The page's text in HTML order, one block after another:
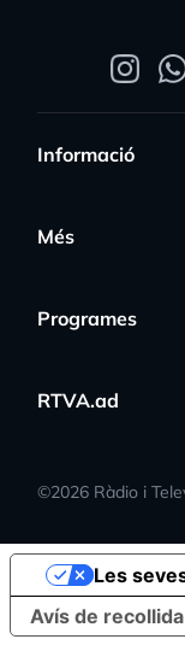
Informació
Més
Programes
RTVA.ad
©2026 Ràdio i
Avís de recollida
Les